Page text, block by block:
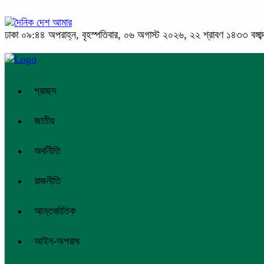
ঢাকা ০৯:৪৪ অপরাহ্ন, বৃহস্পতিবার, ০৬ অগাস্ট ২০২৬, ২২ শ্রাবণ ১৪৩৩
প্রচ্ছদ
জাতীয়
অর্থনীতি
রাজনীতি
আন্তর্জাতিক
আইন-অপরাধ